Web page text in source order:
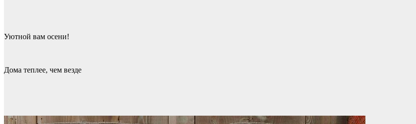
Уютной вам осени!
Дома теплее, чем везде